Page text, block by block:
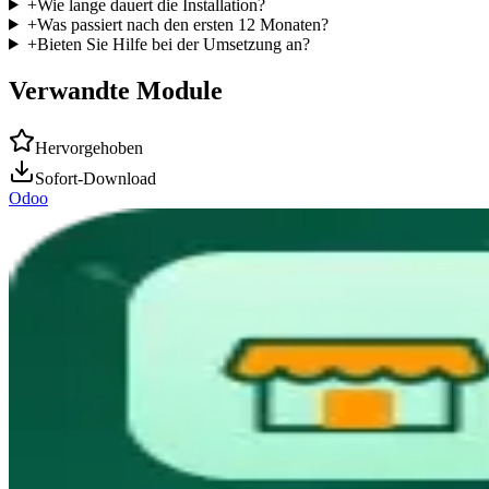
+Wie lange dauert die Installation?
+Was passiert nach den ersten 12 Monaten?
+Bieten Sie Hilfe bei der Umsetzung an?
Verwandte Module
Hervorgehoben
Sofort-Download
Odoo